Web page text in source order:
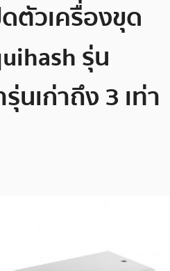
ตัวเครื่องขุด
รุ่น
นเก่าถึง 3 เท่า